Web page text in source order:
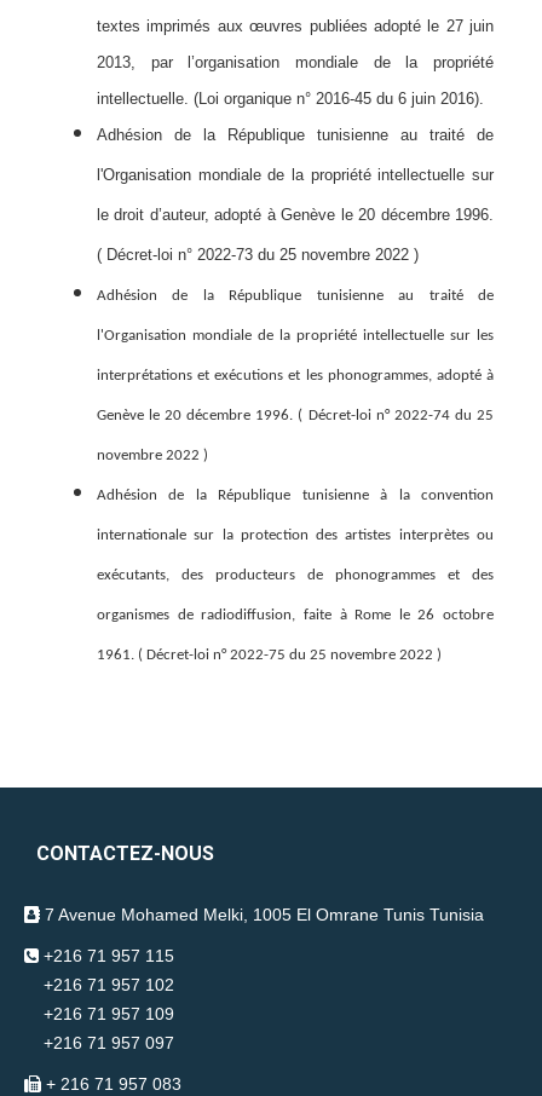
textes imprimés aux œuvres publiées adopté le 27 juin
2013, par l’organisation mondiale de la propriété
intellectuelle. (Loi organique n° 2016-45 du 6 juin 2016).
Adhésion de la République tunisienne au traité de
l'Organisation mondiale de la propriété intellectuelle sur
le droit d’auteur, adopté à Genève le 20 décembre 1996.
( Décret-loi n° 2022-73 du 25 novembre 2022 )
Adhésion de la République tunisienne au traité de
l'Organisation mondiale de la propriété intellectuelle sur les
interprétations et exécutions et les phonogrammes, adopté à
Genève le 20 décembre 1996. ( Décret-loi n° 2022-74 du 25
novembre 2022 )
Adhésion de la République tunisienne à la convention
internationale sur la protection des artistes interprètes ou
exécutants, des producteurs de phonogrammes et des
organismes de radiodiffusion, faite à Rome le 26 octobre
1961. ( Décret-loi n° 2022-75 du 25 novembre 2022 )
CONTACTEZ-NOUS
7 Avenue Mohamed Melki, 1005 El Omrane Tunis Tunisia
+216 71 957 115
+216 71 957 102
+216 71 957 109
+216 71 957 097
+ 216 71 957 083